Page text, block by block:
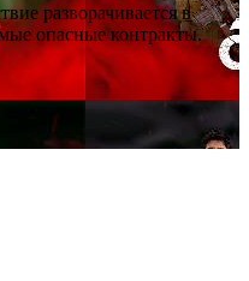
разворачивается в
опасные контракты.